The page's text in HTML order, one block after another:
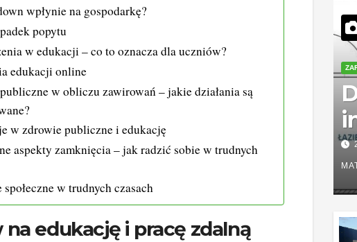
wpłynie na gospodarkę?
popytu
w edukacji – co to oznacza dla uczniów?
edukacji online
w obliczu zawirowań – jakie działania są
w zdrowie publiczne i edukację
aspekty zamknięcia – jak radzić sobie w trudnych
społeczne w trudnych czasach
na edukację i pracę zdalną